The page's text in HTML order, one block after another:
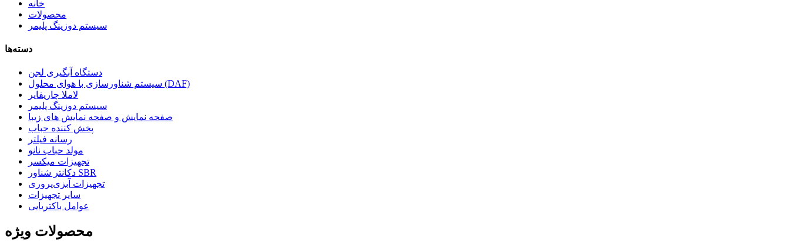
خانه
محصولات
سیستم دوزینگ پلیمر
دسته‌ها
دستگاه آبگیری لجن
سیستم شناورسازی با هوای محلول (DAF)
لاملا چاریفایر
سیستم دوزینگ پلیمر
صفحه نمایش و صفحه نمایش های زیبا
پخش کننده حباب
رسانه فیلتر
مولد حباب نانو
تجهیزات میکسر
دکانتر شناور SBR
تجهیزات آبزی‌پروری
سایر تجهیزات
عوامل باکتریایی
محصولات ویژه